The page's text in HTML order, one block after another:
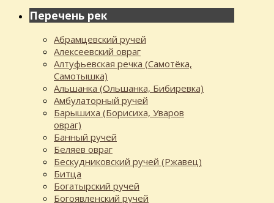
Перечень рек
Абрамцевский ручей
Алексеевский овраг
Алтуфьевская речка (Самотёка,
Самотышка)
Альшанка (Ольшанка, Бибиревка)
Амбулаторный ручей
Барышиха (Борисиха, Уваров
овраг)
Банный ручей
Беляев овраг
Бескудниковский ручей (Ржавец)
Битца
Богатырский ручей
Богоявленский ручей